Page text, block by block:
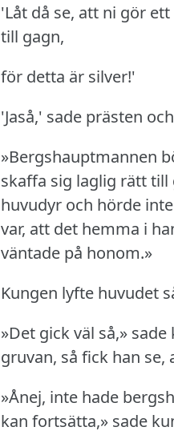
'Låt då se, att ni gör
till gagn,
för detta är silver!'
'Jaså,' sade prästen
»Bergshauptmannen
skaffa sig laglig rätt
huvudyr och hörde
var, att det hemma i
väntade på honom.»
Kungen lyfte huvudet
»Det gick väl så,»
gruvan, så fick han
»Ånej, inte hade
kan fortsätta,» sade